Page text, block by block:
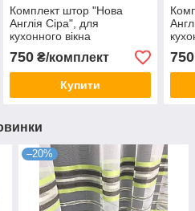
Комплект штор "Нова
Англія Сіра", для
кухонного вікна
750₴/комплект
Купити
750
–20%